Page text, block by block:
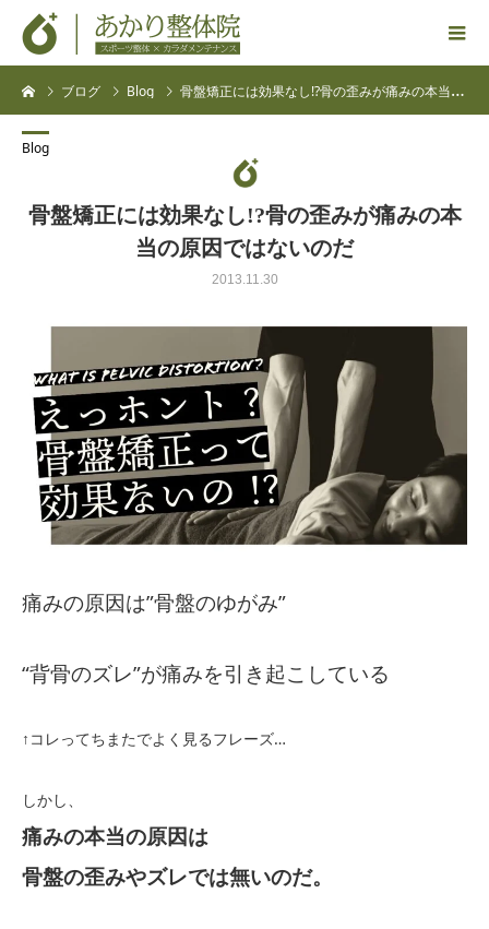
ブログ Blog 骨盤矯正には効果なし!?骨の歪みが痛みの本当の原因ではないのだ
Blog
骨盤矯正には効果なし!?骨の歪みが痛みの本
当の原因ではないのだ
2013.11.30
痛みの原因は”骨盤のゆがみ”
“背骨のズレ”が痛みを引き起こしている
↑コレってちまたでよく見るフレーズ…
しかし、
痛みの本当の原因は
骨盤の歪みやズレでは無いのだ。